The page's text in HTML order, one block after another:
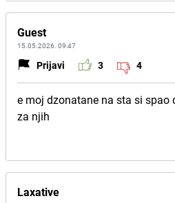
Guest
15.05.2026. 09:47
Prijavi 3 4
e moj dzonatane na sta si spao
za njih
Laxative